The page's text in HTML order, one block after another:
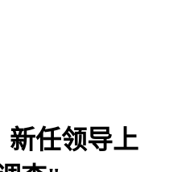
新任领导上